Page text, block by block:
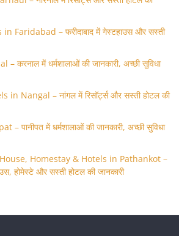
Faridabad – फरीदाबाद में गेस्टहाउस और सस्ती
में धर्मशालाओं की जानकारी, अच्छी सुविधा
Nangal – नांगल में रिसॉर्ट्स और सस्ती होटल की
पानीपत में धर्मशालाओं की जानकारी, अच्छी सुविधा
Homestay & Hotels in Pathankot –
होमेस्टे और सस्ती होटल की जानकारी